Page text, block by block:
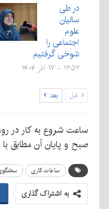
در طی
سالیان
علوم
اجتماعی را
شوخی گرفتیم
۱۲:۵۲ - ۱۷ آذر ۱۴۰۴
قبل بعد
صبح و پایان آن مطابق
ساعات کاری
به اشتراک گذاری